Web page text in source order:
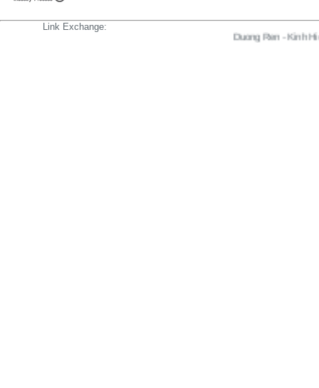
Link Exchange:
Duong Ren-Kinh Hien Vi-